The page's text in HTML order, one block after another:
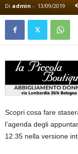
Di admin - 13/09/2019
Scopri cosa fare
l’agenda degli
12.35 nella versione